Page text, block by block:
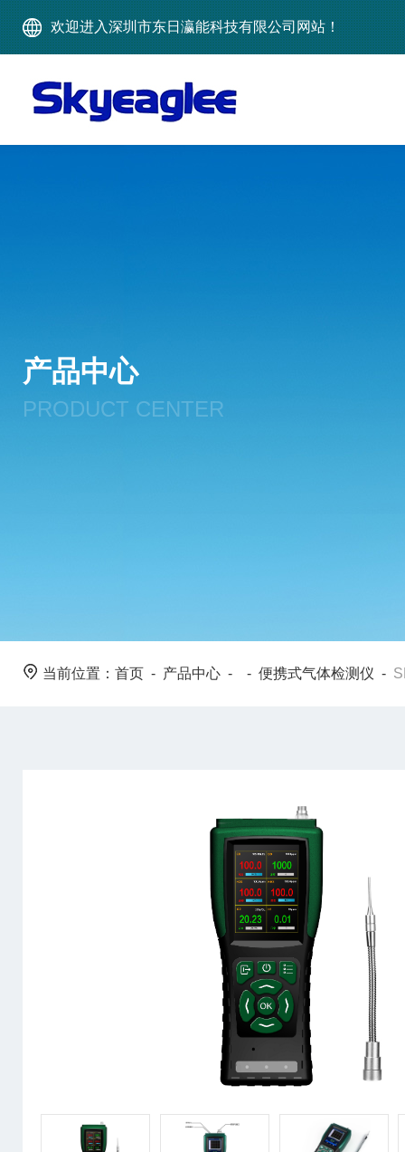
欢迎进入深圳市东日瀛能科技有限公司网站！
产品中心
PRODUCT CENTER
当前位置： 首页 - 产品中心 - - 便携式气体检测仪 -